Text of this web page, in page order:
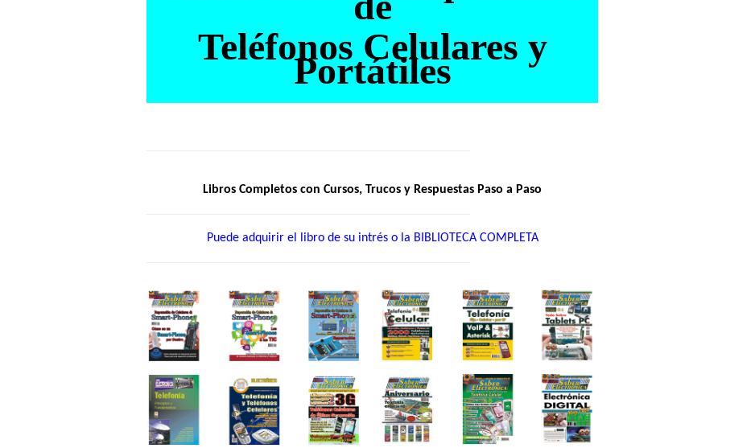
Teléfonos Celulares y
Portátiles
Libros Completos con Cursos, Trucos y Respuestas Paso a Paso
Puede adquirir el libro de su intrés o la BIBLIOTECA COMPLETA